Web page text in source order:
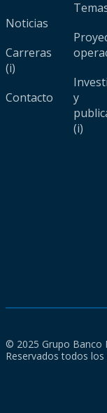
Noticias
Carreras
(i)
Contacto
y
(i)
© 2025 Grupo Banco
Reservados todos los